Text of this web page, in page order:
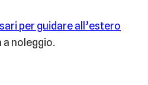
per guidare all’estero
a noleggio.